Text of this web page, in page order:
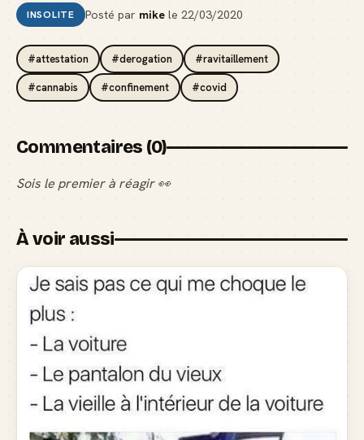
INSOLITE Posté par mikele 22/03/2020
#attestation #derogation #ravitaillement
#cannabis #confinement #covid
Commentaires (0)
Sois le premier à réagir 👀
À voir aussi